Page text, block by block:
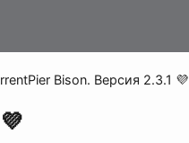
Bison. Версия 2.3.1 💜